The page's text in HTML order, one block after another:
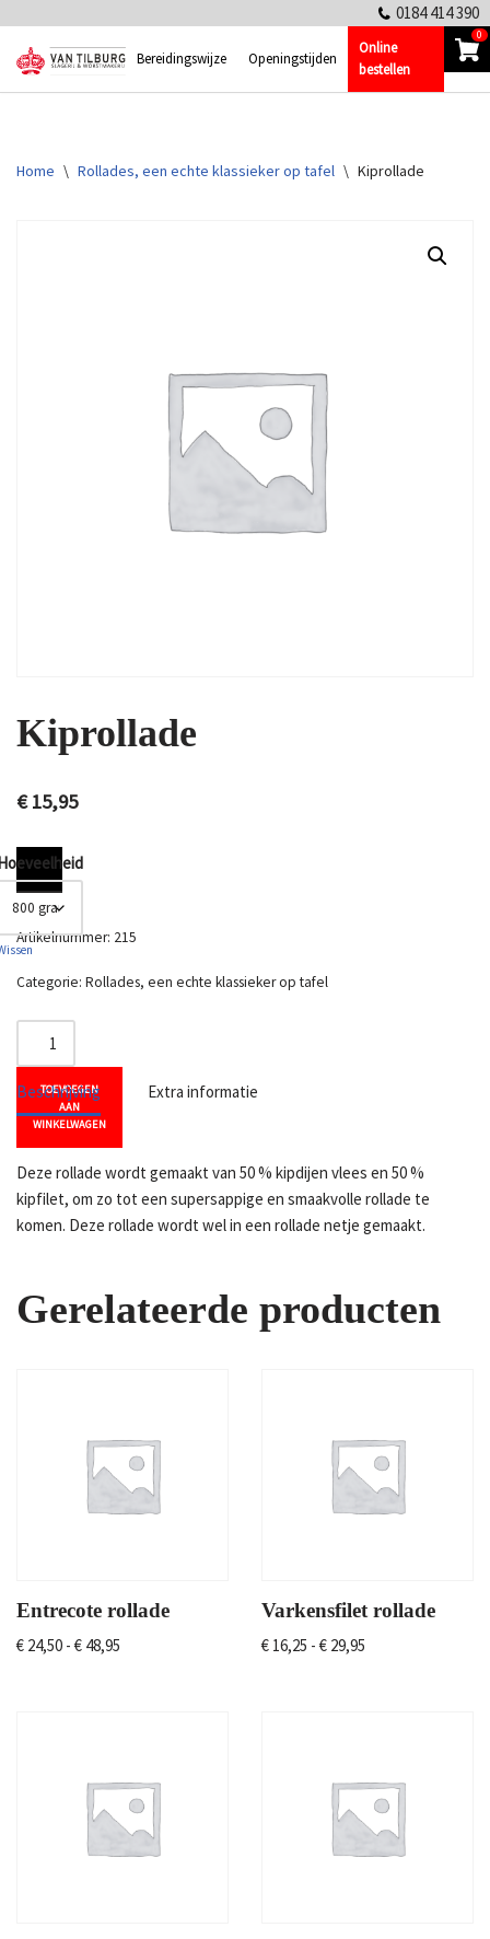
Ga
0184 414 390
Bereidingswijze Openingstijden
Online
bestellen
0
Home \ Rollades, een echte klassieker op tafel \ Kiprollade
Kiprollade
€15,95
TOEVOEGEN
AAN
WINKELWAGEN
Artikelnummer: 215
Categorie: Rollades, een echte klassieker op tafel
Beschrijving Extra informatie
Deze rollade wordt gemaakt van 50 % kipdijen vlees en 50 %
kipfilet, om zo tot een supersappige en smaakvolle rollade te
komen. Deze rollade wordt wel in een rollade netje gemaakt.
Gerelateerde producten
Entrecote rollade
€ 24,50 - € 48,95
Varkensfilet rollade
€ 16,25 - € 29,95